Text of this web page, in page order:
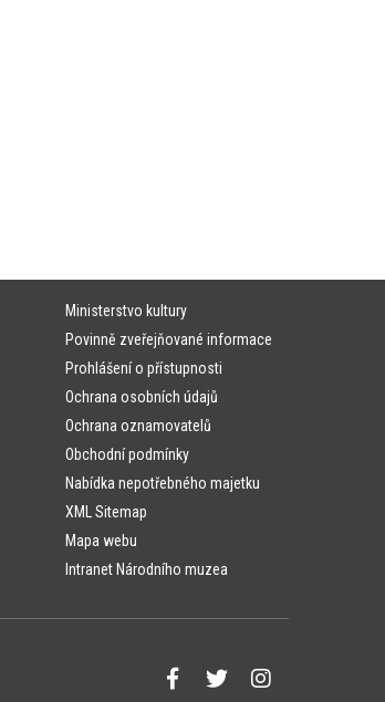
Ministerstvo kultury
Povinně zveřejňované informace
Prohlášení o přístupnosti
Ochrana osobních údajů
Ochrana oznamovatelů
Obchodní podmínky
Nabídka nepotřebného majetku
XML Sitemap
Mapa webu
Intranet Národního muzea